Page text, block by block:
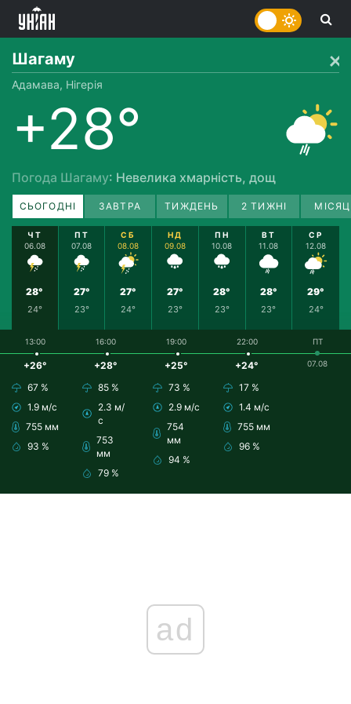
Шагаму
Адамава, Нігерія
+28°
Погода Шагаму: Невелика хмарність, дощ
СЬОГОДНІ ЗАВТРА ТИЖДЕНЬ 2 ТИЖНІ
ЧТ
06.08
28°
24°
ПТ
07.08
27°
23°
СБ
08.08
27°
24°
НД
09.08
27°
23°
ПН
10.08
28°
23°
ВТ
11.08
28°
23°
СР
12.08
29°
24°
13:00
+26°
67 %
1.9 м/с
755 мм
93 %
16:00
+28°
85 %
2.3 м/
с
753
мм
79 %
19:00
+25°
73 %
2.9 м/с
754
мм
94 %
22:00
+24°
17 %
1.4 м/с
755 мм
96 %
ПТ
07.08
ad